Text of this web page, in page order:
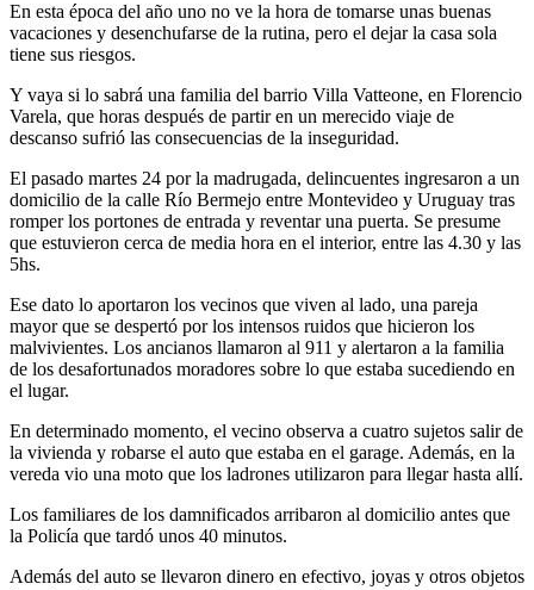
En esta época del año uno no ve la hora de tomarse unas buenas
vacaciones y desenchufarse de la rutina, pero el dejar la casa sola
tiene sus riesgos.
Y vaya si lo sabrá una familia del barrio Villa Vatteone, en Florencio
Varela, que horas después de partir en un merecido viaje de
descanso sufrió las consecuencias de la inseguridad.
El pasado martes 24 por la madrugada, delincuentes ingresaron a un
domicilio de la calle Río Bermejo entre Montevideo y Uruguay tras
romper los portones de entrada y reventar una puerta. Se presume
que estuvieron cerca de media hora en el interior, entre las 4.30 y las
5hs.
Ese dato lo aportaron los vecinos que viven al lado, una pareja
mayor que se despertó por los intensos ruidos que hicieron los
malvivientes. Los ancianos llamaron al 911 y alertaron a la familia
de los desafortunados moradores sobre lo que estaba sucediendo en
el lugar.
En determinado momento, el vecino observa a cuatro sujetos salir de
la vivienda y robarse el auto que estaba en el garage. Además, en la
vereda vio una moto que los ladrones utilizaron para llegar hasta allí.
Los familiares de los damnificados arribaron al domicilio antes que
la Policía que tardó unos 40 minutos.
Además del auto se llevaron dinero en efectivo, joyas y otros objetos